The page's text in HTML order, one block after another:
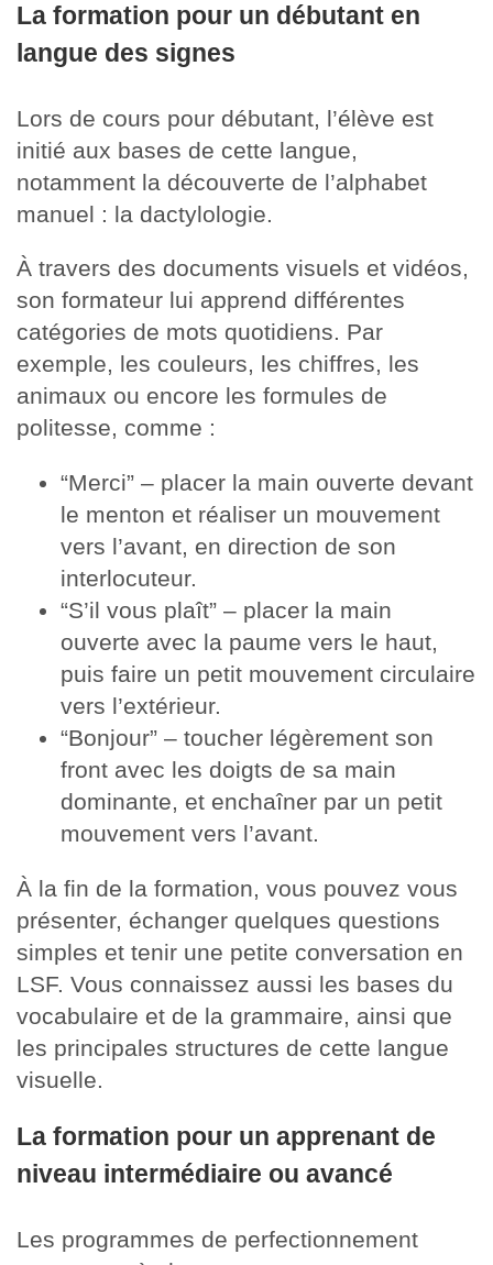
La formation pour un débutant en
langue des signes
Lors de cours pour débutant, l’élève est
initié aux bases de cette langue,
notamment la découverte de l’alphabet
manuel : la dactylologie.
À travers des documents visuels et vidéos,
son formateur lui apprend différentes
catégories de mots quotidiens. Par
exemple, les couleurs, les chiffres, les
animaux ou encore les formules de
politesse, comme :
“Merci” – placer la main ouverte devant
le menton et réaliser un mouvement
vers l’avant, en direction de son
interlocuteur.
“S’il vous plaît” – placer la main
ouverte avec la paume vers le haut,
puis faire un petit mouvement circulaire
vers l’extérieur.
“Bonjour” – toucher légèrement son
front avec les doigts de sa main
dominante, et enchaîner par un petit
mouvement vers l’avant.
À la fin de la formation, vous pouvez vous
présenter, échanger quelques questions
simples et tenir une petite conversation en
LSF. Vous connaissez aussi les bases du
vocabulaire et de la grammaire, ainsi que
les principales structures de cette langue
visuelle.
La formation pour un apprenant de
niveau intermédiaire ou avancé
Les programmes de perfectionnement